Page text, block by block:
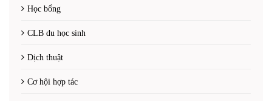
Học bổng
CLB du học sinh
Dịch thuật
Cơ hội hợp tác